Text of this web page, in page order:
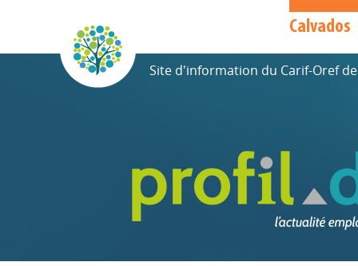
Calvados
Site d'information du Carif-Oref